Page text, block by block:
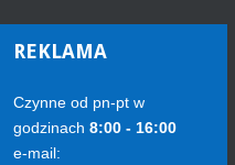
REKLAMA
Czynne od pn-pt w
godzinach 8:00 - 16:00
e-mail: